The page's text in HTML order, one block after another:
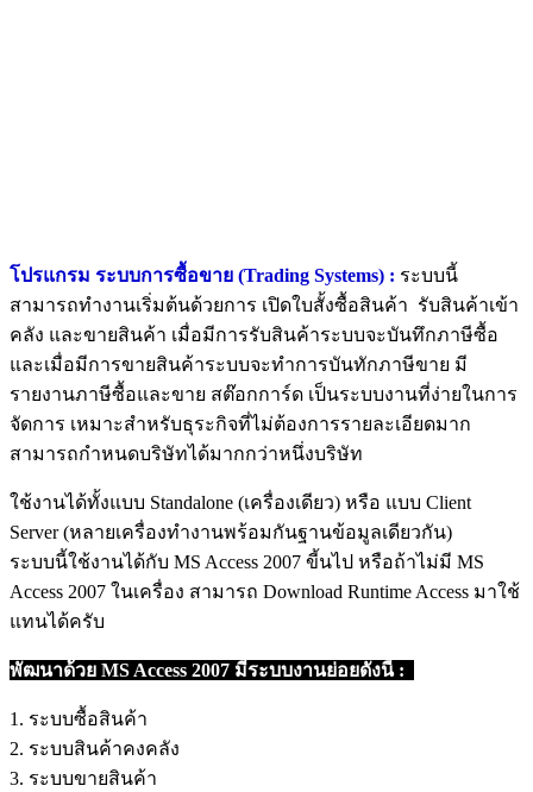
โปรแกรม ระบบการซื้อขาย (Trading Systems) : ระบบนี้
สามารถทำงานเริ่มต้นด้วยการ เปิดใบสั้งซื้อสินค้า รับสินค้าเข้า
คลัง และขายสินค้า เมื่อมีการรับสินค้าระบบจะบันทึกภาษีซื้อ
และเมื่อมีการขายสินค้าระบบจะทำการบันทักภาษีขาย มี
รายงานภาษีซื้อและขาย สต๊อกการ์ด เป็นระบบงานที่ง่ายในการ
จัดการ เหมาะสำหรับธุระกิจที่ไม่ต้องการรายละเอียดมาก
สามารถกำหนดบริษัทได้มากกว่าหนึ่งบริษัท
ใช้งานได้ทั้งแบบ Standalone (เครื่องเดียว) หรือ แบบ Client
Server (หลายเครื่องทำงานพร้อมกันฐานข้อมูลเดียวกัน)
ระบบนี้ใช้งานได้กับ MS Access 2007 ขี้นไป หรือถ้าไม่มี MS
Access 2007 ในเครื่อง สามารถ Download Runtime Access มาใช้
แทนได้ครับ
พัฒนาด้วย MS Access 2007 มีระบบงานย่อยดังนี้ :
1. ระบบซื้อสินค้า
2. ระบบสินค้าคงคลัง
3. ระบบขายสินค้า